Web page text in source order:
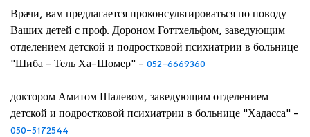
Врачи, вам предлагается проконсультироваться по поводу
Ваших детей с проф. Дороном Готтхельфом, заведующим
отделением детской и подростковой психиатрии в больнице
"Шиба - Тель Ха-Шомер" - 052-6669360
доктором Амитом Шалевом, заведующим отделением
детской и подростковой психиатрии в больнице "Хадасса" -
050-5172544